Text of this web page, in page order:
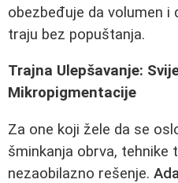
obezbeđuje da volumen i
traju bez popuštanja.
Trajna Ulepšavanje:
Mikropigmentacije
Za one koji žele da se
šminkanja obrva, tehnike
nezaobilazno rešenje.